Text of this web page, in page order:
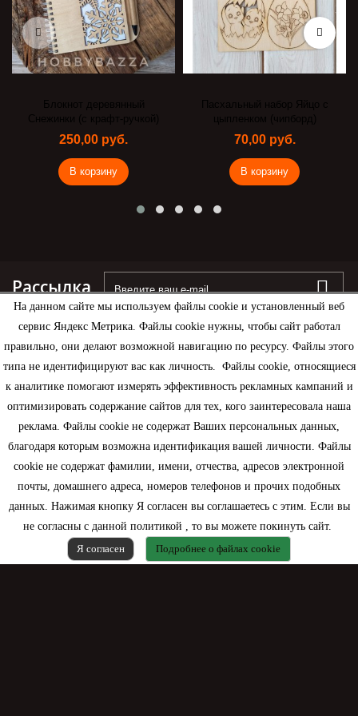
На данном сайте мы используем файлы cookie и установленный веб
сервис Яндекс Метрика. Файлы cookie нужны, чтобы сайт работал
правильно, они делают возможной навигацию по ресурсу. Файлы этого
типа не идентифицируют вас как личность. Файлы cookie, относящиеся
к аналитике помогают измерять эффективность рекламных кампаний и
оптимизировать содержание сайтов для тех, кого заинтересовала наша
реклама. Файлы cookie не содержат Ваших персональных данных,
благодаря которым возможна идентификация вашей личности. Файлы
cookie не содержат фамилии, имени, отчества, адресов электронной
почты, домашнего адреса, номеров телефонов и прочих подобных
данных. Нажимая кнопку Я согласен вы соглашаетесь с этим. Если вы
не согласны с данной политикой , то вы можете покинуть сайт.
Я согласен
Подробнее о файлах cookie
Блокнот деревянный
Снежинки (с крафт-ручкой)
250,00 руб.
В корзину
Пасхальный набор Яйцо с
цыпленком (чипборд)
70,00 руб.
В корзину
Рассылка
Информация
Моя учетная запись
Контактная информация